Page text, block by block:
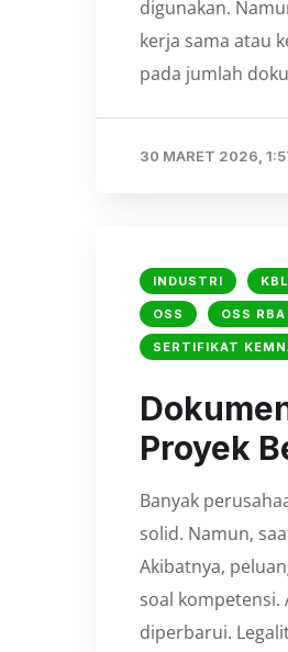
digunakan.
kerja sama atau
pada jumlah
30 MARET 2026,
INDUSTRI
OSS OSS RBA
SERTIFIKAT
Proyek
Banyak
solid. Namun,
Akibatnya,
soal kompetensi.
diperbarui.